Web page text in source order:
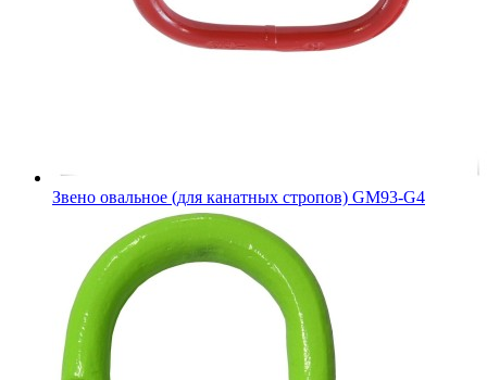
Звено овальное (для канатных стропов) GM93-G4